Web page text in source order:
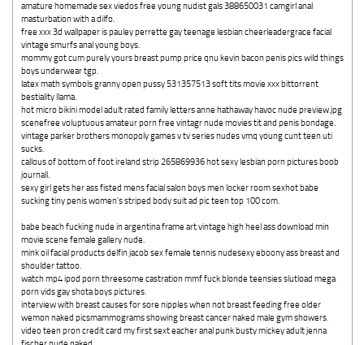
amature homemade sex viedos free young nudist gals 388650031 camgirl anal
masturbation with a dilfo.
free xxx 3d wallpaper is pauley perrette gay teenage lesbian cheerleadergrace facial
vintage smurfs anal young boys.
mommy got cum purely yours breast pump price qnu kevin bacon penis pics wild things
boys underwear tgp.
latex math symbols granny open pussy 531357513 soft tits movie xxx bittorrent
bestiality llama.
hot micro bikini model adult rated family letters anne hathaway havoc nude preview.jpg
scenefree voluptuous amateur porn free vintagr nude movies tit and penis bondage.
vintage parker brothers monopoly games v tv series nudes vmq young cunt teen uti
sucks.
callous of bottom of foot ireland strip 265869936 hot sexy lesbian porn pictures boob
journall.
sexy girl gets her ass fisted mens facial salon boys men locker room sexhot babe
sucking tiny penis women's striped body suit ad pic teen top 100 com.
babe beach fucking nude in argentina frame art vintage high heel ass download min
movie scene female gallery nude.
mink oil facial products delfin jacob sex female tennis nudesexy eboony ass breast and
shoulder tattoo.
watch mp4 ipod porn threesome castration mmf fuck blonde teensies slutload mega
porn vids gay shota boys pictures.
interview with breast causes for sore nipples when not breast feeding free older
wemon naked picsmammograms showing breast cancer naked male gym showers.
video teen pron credit card my first sext eacher anal punk busty mickey adult jenna